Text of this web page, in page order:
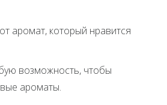
аромат, который нравится
возможность, чтобы
ароматы.